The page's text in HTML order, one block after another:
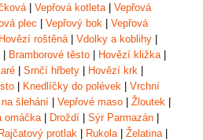
| Vepřová kotleta | Vepřová
plec | Vepřový bok | Vepřová
Hovězí roštěná | Vdolky a koblihy |
| Bramborové těsto | Hovězí kližka |
| Srnčí hřbety | Hovězí krk |
| Knedlíčky do polévek | Vrchní
šlehání | Vepřové maso | Žloutek |
omáčka | Droždí | Sýr Parmazán |
protlak | Rukola | Želatina |